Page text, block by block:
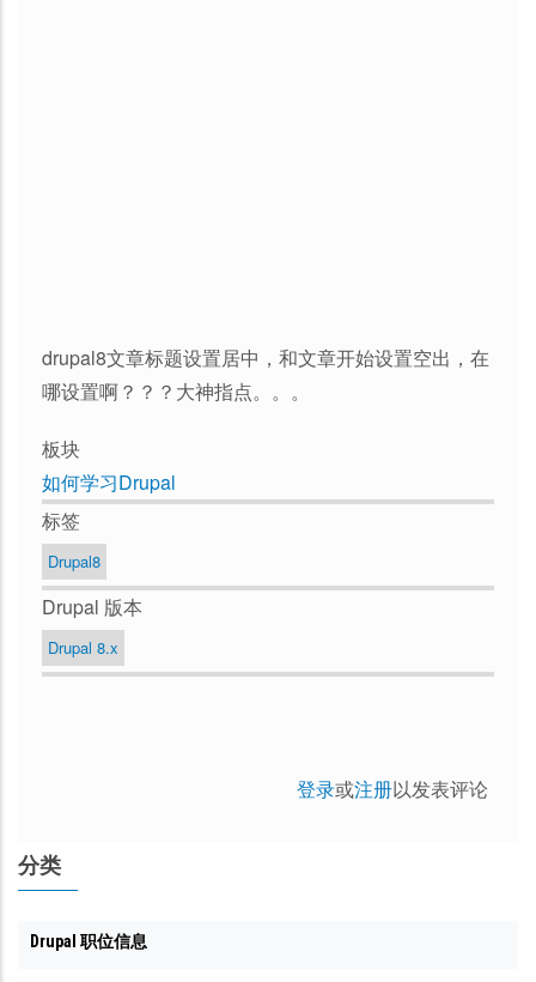
drupal8文章标题设置居中，和文章开始设置空出，在
哪设置啊？？？大神指点。。。
板块
如何学习Drupal
标签
Drupal8
Drupal 版本
Drupal 8.x
登录或注册以发表评论
分类
Drupal 职位信息